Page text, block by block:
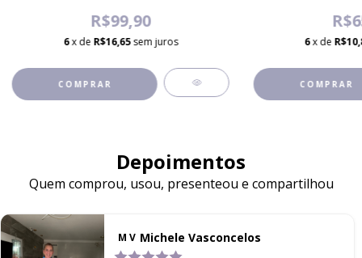
R$99,90
6x de R$16,65 sem juros
COMPRAR
6x de
COMPRAR
Depoimentos
Quem comprou, usou, presenteou e compartilhou
M V Michele Vasconcelos